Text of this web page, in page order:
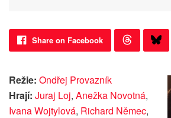
Share on Facebook
Režie: Ondřej Provazník
Hrají: Juraj Loj, Anežka Novotná,
Ivana Wojtylová, Richard Němec,